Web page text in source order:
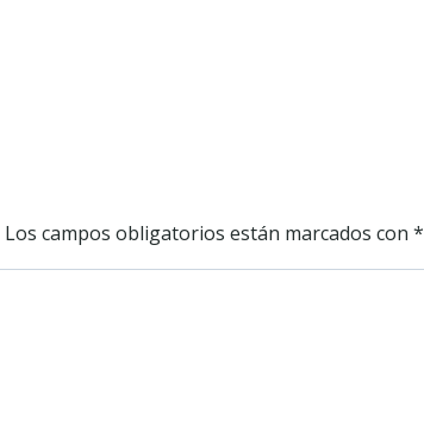
Los campos obligatorios están marcados con *